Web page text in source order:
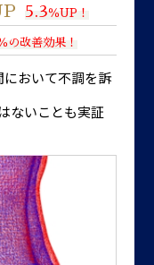
5.3％UP！
の改善効果！
おいて不調を訴
ないことも実証